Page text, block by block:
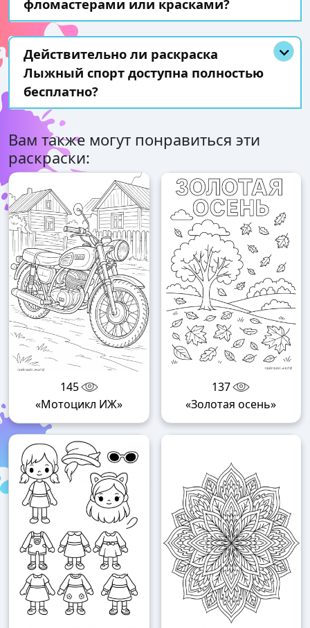
фломастерами или красками?
Действительно ли раскраска
Лыжный спорт доступна полностью
бесплатно?
Вам также могут понравиться эти
раскраски:
145
«Мотоцикл ИЖ»
137
«Золотая осень»